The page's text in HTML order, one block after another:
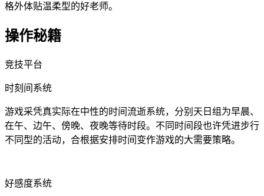
格外体贴温柔型的好老师。
操作秘籍
竞技平台
时刻间系统
游戏采凭真实际在中性的时间流逝系统，分别天日组为早晨、
在午、边午、傍晚、夜晚等待时段。不同时间段也许凭进步行
不同型的活动，合根据安排时间变作游戏的大需要策略。
好感度系统